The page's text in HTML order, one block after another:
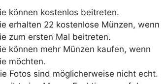
können kostenlos beitreten.
erhalten 22 kostenlose Münzen, wenn
zum ersten Mal beitreten.
können mehr Münzen kaufen, wenn
möchten.
Fotos sind möglicherweise nicht echt.